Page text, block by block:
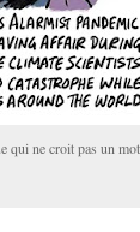
qui ne croit pas un